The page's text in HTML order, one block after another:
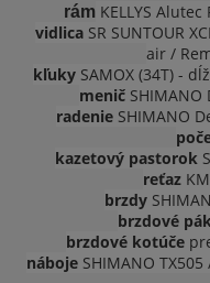
rám KELLYS
vidlica SR SUNTOUR
air /
kľuky SAMOX (34T) -
menič
radenie SHIMANO
kazetový pastorok
reťaz
brzdy
brzdové
brzdové kotúče
nábojeSHIMANO TX505